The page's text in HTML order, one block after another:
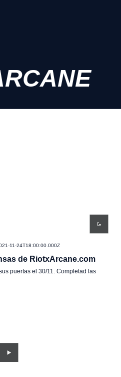
11-24T18:00:00.000Z
de RiotxArcane.com
puertas el 30/11. Completad las